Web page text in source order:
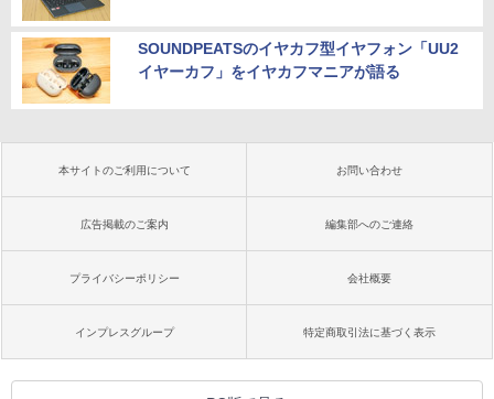
SOUNDPEATSのイヤカフ型イヤフォン「UU2
イヤーカフ」をイヤカフマニアが語る
本サイトのご利用について お問い合わせ
広告掲載のご案内 編集部へのご連絡
プライバシーポリシー 会社概要
インプレスグループ 特定商取引法に基づく表示